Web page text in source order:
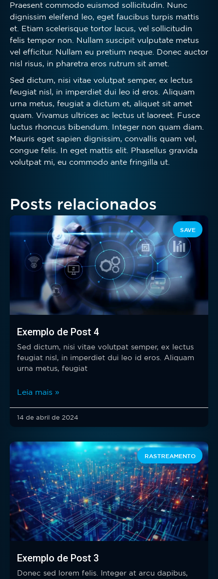
Praesent commodo euismod sollicitudin. Nunc
dignissim eleifend leo, eget faucibus turpis mattis
et. Etiam scelerisque tortor lacus, vel sollicitudin
felis tempor non. Nullam suscipit vulputate metus
vel efficitur. Nullam eu pretium neque. Donec auctor
nisl risus, in pharetra eros rutrum sit amet.
Sed dictum, nisi vitae volutpat semper, ex lectus
feugiat nisl, in imperdiet dui leo id eros. Aliquam
urna metus, feugiat a dictum et, aliquet sit amet
quam. Vivamus ultrices ac lectus ut laoreet. Fusce
luctus rhoncus bibendum. Integer non quam diam.
Mauris eget sapien dignissim, convallis quam vel,
congue felis. In eget mattis elit. Phasellus gravida
volutpat mi, eu commodo ante fringilla ut.
Posts relacionados
SAVE
Exemplo de Post 4
Sed dictum, nisi vitae volutpat semper, ex lectus
feugiat nisl, in imperdiet dui leo id eros. Aliquam
urna metus, feugiat
Leia mais »
14 de abril de 2024
RASTREAMENTO
Exemplo de Post 3
Donec sed lorem felis. Integer at arcu dapibus,